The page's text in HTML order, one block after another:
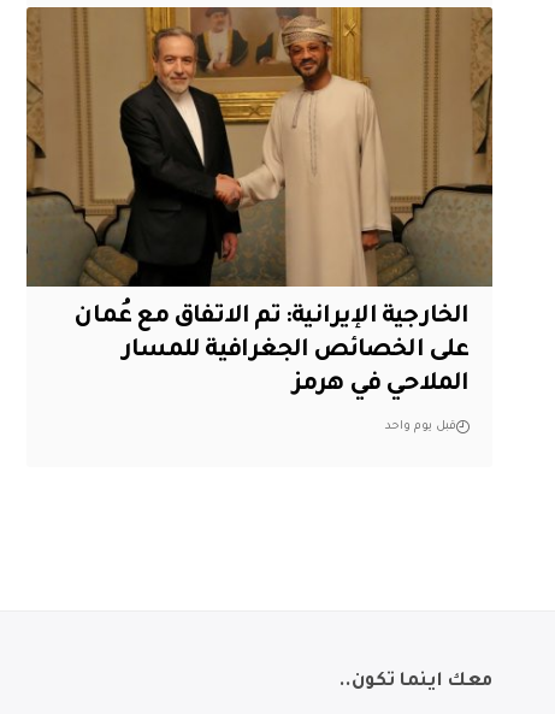
‏الخارجية الإيرانية: تم الاتفاق مع عُمان
على الخصائص الجغرافية للمسار
الملاحي في هرمز
قبل يوم واحد
معك اينما تكون..